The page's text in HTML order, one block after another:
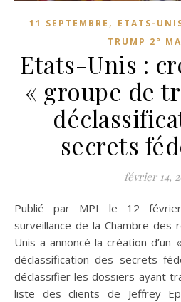
11 SEPTEMBRE , ETATS-
TRUMP 2°
Etats-Unis :
« groupe de
secrets
février 14,
Publié par MPI le 12 février 2025 Le Comité de
surveillance de la Chambre
Unis a annoncé la création
déclassification des secrets
déclassifier les dossiers ayant
liste des clients de Jeffrey